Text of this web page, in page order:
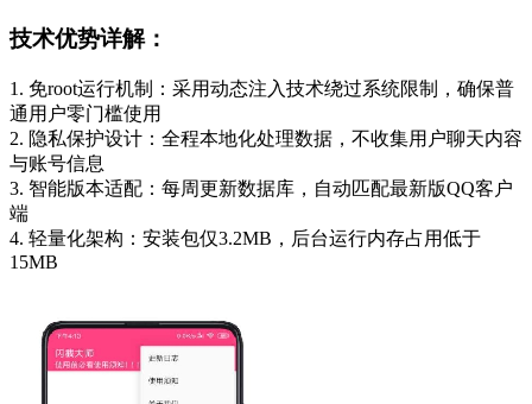
技术优势详解：
1. 免root运行机制：采用动态注入技术绕过系统限制，确保普
通用户零门槛使用
2. 隐私保护设计：全程本地化处理数据，不收集用户聊天内容
与账号信息
3. 智能版本适配：每周更新数据库，自动匹配最新版QQ客户
端
4. 轻量化架构：安装包仅3.2MB，后台运行内存占用低于
15MB